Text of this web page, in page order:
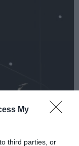
My
third parties, or